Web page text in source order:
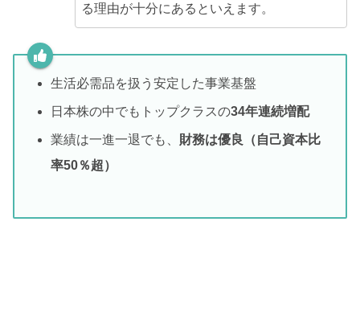
る理由が十分にあるといえます。
生活必需品を扱う安定した事業基盤
日本株の中でもトップクラスの34年連続増配
業績は一進一退でも、 財務は優良（自己資本比
率50％超）